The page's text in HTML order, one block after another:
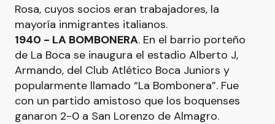
Rosa, cuyos socios eran trabajadores, la
mayoría inmigrantes italianos.
1940 - LA BOMBONERA. En el barrio porteño
de La Boca se inaugura el estadio Alberto J,
Armando, del Club Atlético Boca Juniors y
popularmente llamado “La Bombonera”. Fue
con un partido amistoso que los boquenses
ganaron 2-0 a San Lorenzo de Almagro.